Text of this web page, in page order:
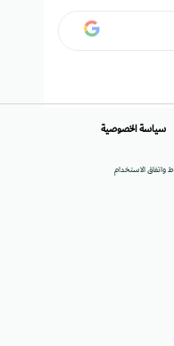
الاستخدام
سياسة الخصوصية